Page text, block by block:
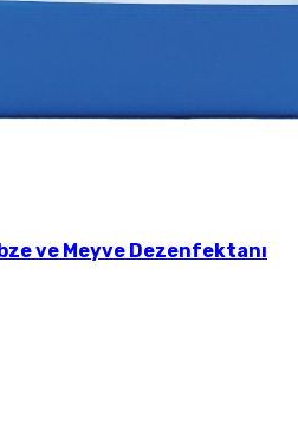
ve Meyve Dezenfektanı